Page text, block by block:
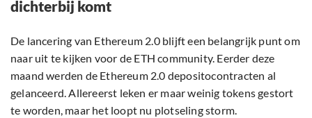
dichterbij komt
De lancering van Ethereum 2.0 blijft een belangrijk punt om
naar uit te kijken voor de ETH community. Eerder deze
maand werden de Ethereum 2.0 depositocontracten al
gelanceerd. Allereerst leken er maar weinig tokens gestort
te worden, maar het loopt nu plotseling storm.